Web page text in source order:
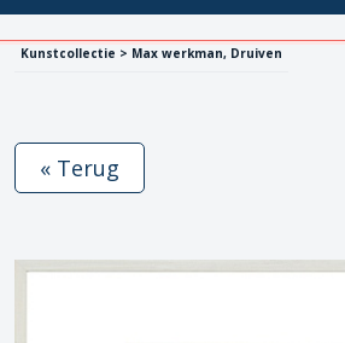
Kunstcollectie > Max werkman, Druiven
« Terug